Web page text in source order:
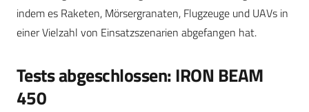
indem es Raketen, Mörsergranaten, Flugzeuge und UAVs in
einer Vielzahl von Einsatzszenarien abgefangen hat.
Tests abgeschlossen: IRON BEAM
450